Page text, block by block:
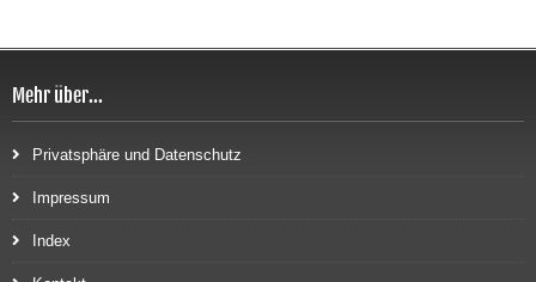
Mehr über...
Privatsphäre und Datenschutz
Impressum
Index